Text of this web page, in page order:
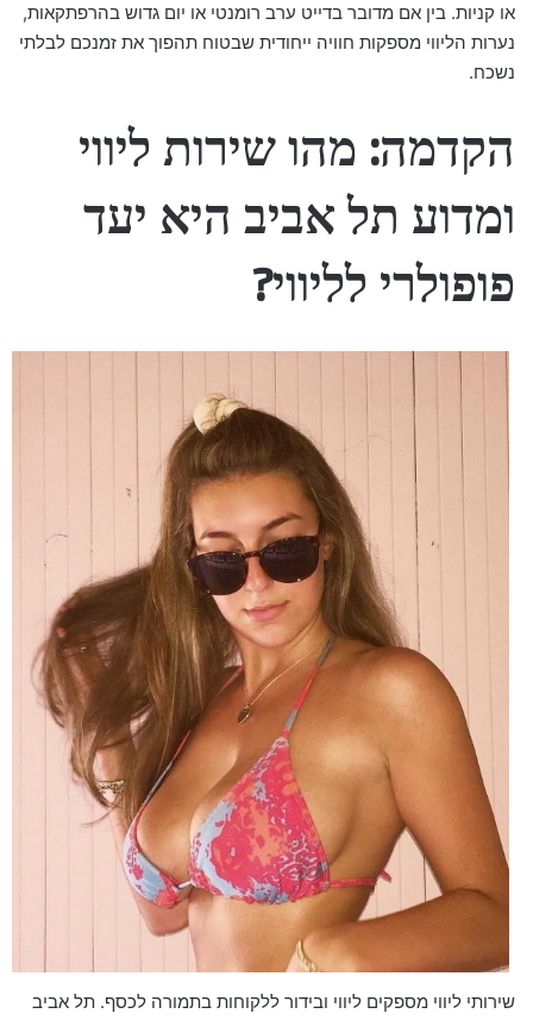
או קניות. בין אם מדובר בדייט ערב רומנטי או יום גדוש בהרפתקאות,
נערות הליווי מספקות חוויה ייחודית שבטוח תהפוך את זמנכם לבלתי
נשכח.
הקדמה: מהו שירות ליווי
ומדוע תל אביב היא יעד
פופולרי לליווי?
שירותי ליווי מספקים ליווי ובידור ללקוחות בתמורה לכסף. תל אביב